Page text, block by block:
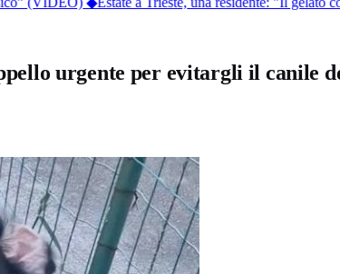
urgente per evitargli il canile